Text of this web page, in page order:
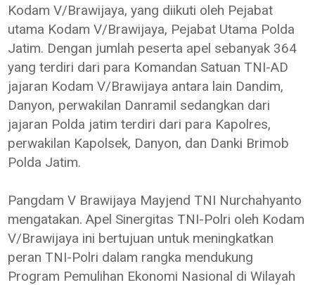
Kodam V/Brawijaya, yang diikuti oleh Pejabat
utama Kodam V/Brawijaya, Pejabat Utama Polda
Jatim. Dengan jumlah peserta apel sebanyak 364
yang terdiri dari para Komandan Satuan TNI-AD
jajaran Kodam V/Brawijaya antara lain Dandim,
Danyon, perwakilan Danramil sedangkan dari
jajaran Polda jatim terdiri dari para Kapolres,
perwakilan Kapolsek, Danyon, dan Danki Brimob
Polda Jatim.
Pangdam V Brawijaya Mayjend TNI Nurchahyanto
mengatakan. Apel Sinergitas TNI-Polri oleh Kodam
V/Brawijaya ini bertujuan untuk meningkatkan
peran TNI-Polri dalam rangka mendukung
Program Pemulihan Ekonomi Nasional di Wilayah